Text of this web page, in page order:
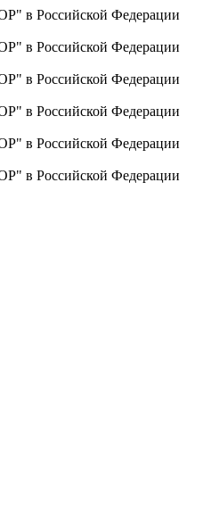
в Российской Федерации
в Российской Федерации
в Российской Федерации
в Российской Федерации
в Российской Федерации
в Российской Федерации